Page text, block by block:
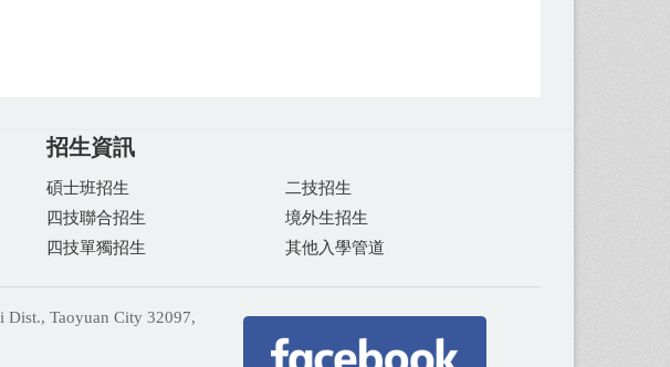
招生資訊
碩士班招生
四技聯合招生
四技單獨招生
二技招生
境外生招生
其他入學管道
Taoyuan City 32097,